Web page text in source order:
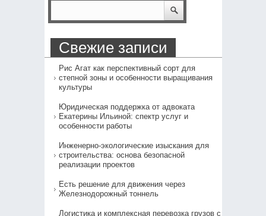
Свежие записи
Рис Агат как перспективный сорт для
степной зоны и особенности выращивания
культуры
Юридическая поддержка от адвоката
Екатерины Ильиной: спектр услуг и
особенности работы
Инженерно-экологические изыскания для
строительства: основа безопасной
реализации проектов
Есть решение для движения через
Железнодорожный тоннель
Логистика и комплексная перевозка грузов с